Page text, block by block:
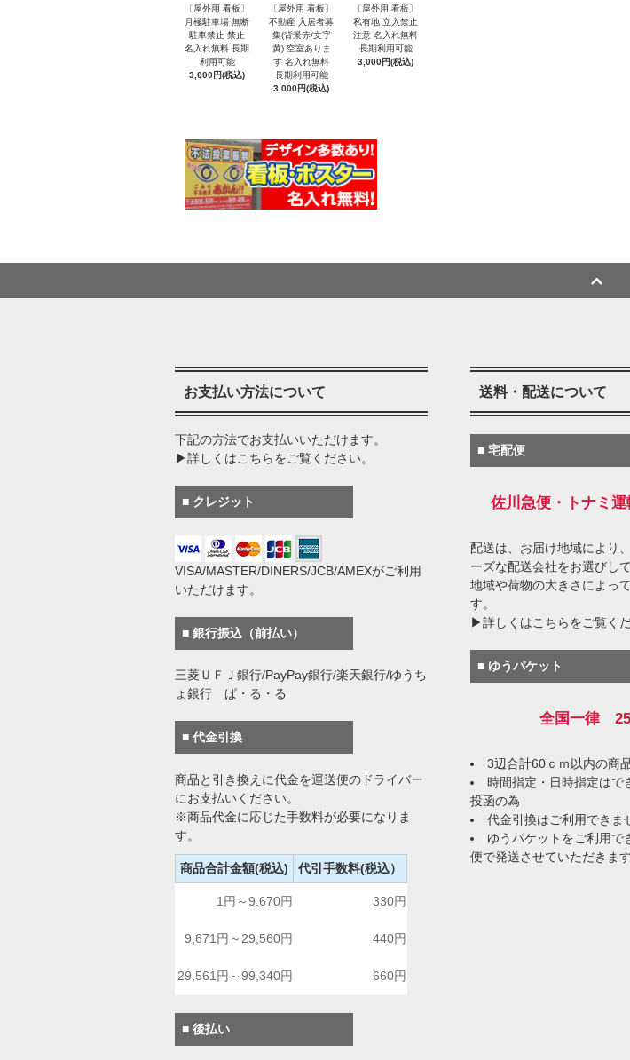
〔屋外用 看板〕
月極駐車場 無断
駐車禁止 禁止
名入れ無料 長期
利用可能
3,000円(税込)
〔屋外用 看板〕
不動産 入居者募
集(背景赤/文字
黄) 空室ありま
す 名入れ無料
長期利用可能
3,000円(税込)
〔屋外用 看板〕
私有地 立入禁止
注意 名入れ無料
長期利用可能
3,000円(税込)
お支払い方法について
下記の方法でお支払いいただけます。
▶詳しくはこちらをご覧ください。
■ クレジット
VISA/MASTER/DINERS/JCB/AMEXがご利用
いただけます。
■ 銀行振込（前払い）
三菱ＵＦＪ銀行/PayPay銀行/楽天銀行/ゆうち
ょ銀行 ぱ・る・る
■ 代金引換
商品と引き換えに代金を運送便のドライバー
にお支払いください。
※商品代金に応じた手数料が必要になりま
す。
商品合計金額(税込) 代引手数料(税込）
1円～9.670円 330円
9,671円～29,560円 440円
29,561円～99,340円 660円
■ 後払い
送料・配送について
■ 宅配便
佐川急便・トナミ
配送は、お届け地域により
ーズな配送会社をお選びして
地域や荷物の大きさによっ
す。
▶詳しくはこちらをご覧くだ
■ ゆうパケット
全国一律
3辺合計60ｃｍ以内の商
時間指定・日時指定はで
投函の為
代金引換はご利用できま
ゆうパケットをご利用で
便で発送させていただきます